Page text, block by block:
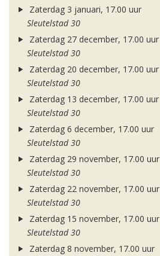
Zaterdag 3 januari, 17.00 uur
Sleutelstad 30
Zaterdag 27 december, 17.00 uur
Sleutelstad 30
Zaterdag 20 december, 17.00 uur
Sleutelstad 30
Zaterdag 13 december, 17.00 uur
Sleutelstad 30
Zaterdag 6 december, 17.00 uur
Sleutelstad 30
Zaterdag 29 november, 17.00 uur
Sleutelstad 30
Zaterdag 22 november, 17.00 uur
Sleutelstad 30
Zaterdag 15 november, 17.00 uur
Sleutelstad 30
Zaterdag 8 november, 17.00 uur